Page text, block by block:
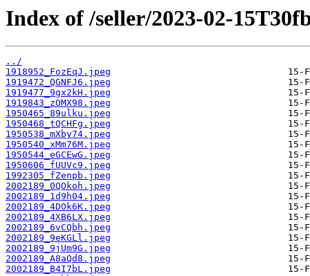
Index of /seller/2023-02-
../
1918952_FozEqJ.jpeg
1919472_QGNFJ6.jpeg
1919477_9gx2kH.jpeg
1919843_zOMX98.jpeg
1950465_89ulku.jpeg
1950468_tQCHFg.jpeg
1950538_mXby74.jpeg
1950540_xMm76M.jpeg
1950544_eGCEwG.jpeg
1950606_fUUVc9.jpeg
1992305_fZenpb.jpeg
2002189_0QOkoh.jpeg
2002189_1d9h04.jpeg
2002189_4DOk6K.jpeg
2002189_4XB6LX.jpeg
2002189_6vCQbh.jpeg
2002189_9eKGLl.jpeg
2002189_9jUm9G.jpeg
2002189_A8aQd8.jpeg
2002189_B4I7bL.jpeg